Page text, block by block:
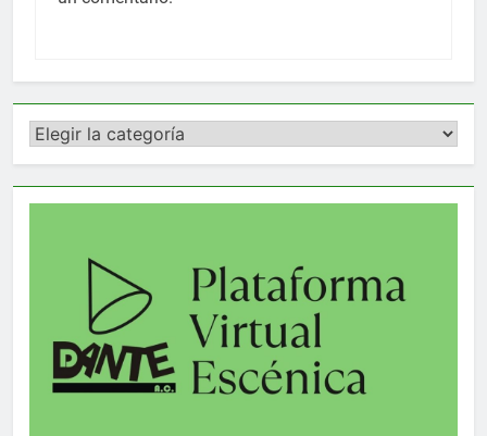
Categorías